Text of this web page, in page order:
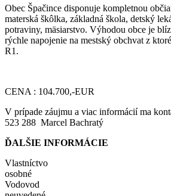
Obec Špačince disponuje kompletnou
materská škôlka, základná škola, detský
potraviny, mäsiarstvo. Výhodou obce je
rýchle napojenie na mestský obchvat z
R1.
CENA : 104.700,-EUR
V prípade záujmu a viac informácií ma
523 288 Marcel Bachratý
ĎALŠIE INFORMÁCIE
Vlastníctvo
osobné
Vodovod